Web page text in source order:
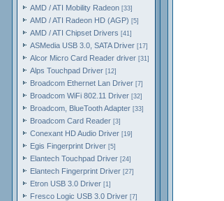
AMD / ATI Mobility Radeon [33]
AMD / ATI Radeon HD (AGP) [5]
AMD / ATI Chipset Drivers [41]
ASMedia USB 3.0, SATA Driver [17]
Alcor Micro Card Reader driver [31]
Alps Touchpad Driver [12]
Broadcom Ethernet Lan Driver [7]
Broadcom WiFi 802.11 Driver [32]
Broadcom, BlueTooth Adapter [33]
Broadcom Card Reader [3]
Conexant HD Audio Driver [19]
Egis Fingerprint Driver [5]
Elantech Touchpad Driver [24]
Elantech Fingerprint Driver [27]
Etron USB 3.0 Driver [1]
Fresco Logic USB 3.0 Driver [7]